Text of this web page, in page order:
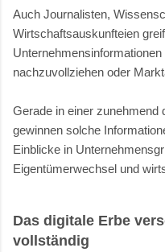
Auch Journalisten,
Wirtschaftsauskunfteien
nachzuvollziehen oder
Gerade in einer zunehmend
gewinnen solche
Einblicke in
Eigentümerwechsel und
Das digitale Erbe
vollständig